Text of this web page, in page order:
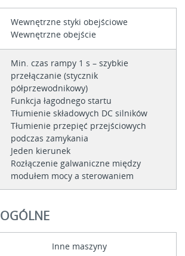
Wewnętrzne styki obejściowe
Wewnętrzne obejście
Min. czas rampy 1 s – szybkie
przełączanie (stycznik
półprzewodnikowy)
Funkcja łagodnego startu
Tłumienie składowych DC silników
Tłumienie przepięć przejściowych
podczas zamykania
Jeden kierunek
Rozłączenie galwaniczne między
modułem mocy a sterowaniem
Inne maszyny